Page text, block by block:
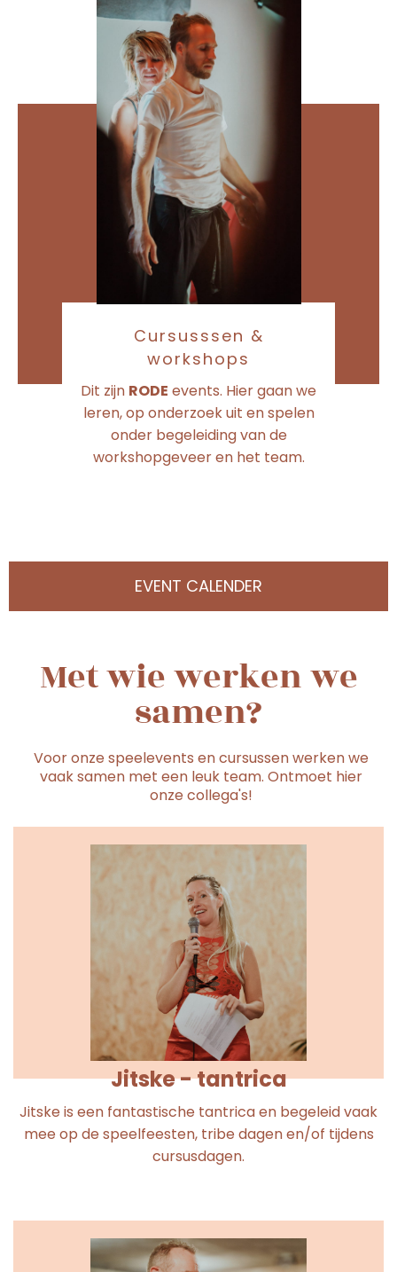
Cursusssen &
workshops
Dit zijn RODE events. Hier gaan we
leren, op onderzoek uit en spelen
onder begeleiding van de
workshopgeveer en het team.
EVENT CALENDER
Met wie werken we
samen?
Voor onze speelevents en cursussen werken we
vaak samen met een leuk team. Ontmoet hier
onze collega's!
Jitske - tantrica
Jitske is een fantastische tantrica en begeleid vaak
mee op de speelfeesten, tribe dagen en/of tijdens
cursusdagen.